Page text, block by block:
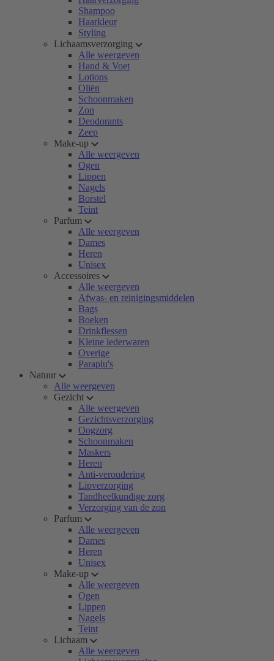
Shampoo
Haarkleur
Styling
Lichaamsverzorging
Alle weergeven
Hand & Voet
Lotions
Oliën
Schoonmaken
Zon
Deodorants
Zeep
Make-up
Alle weergeven
Ogen
Lippen
Nagels
Borstel
Teint
Parfum
Alle weergeven
Dames
Heren
Unisex
Accessoires
Alle weergeven
Afwas- en reinigingsmiddelen
Bags
Boeken
Drinkflessen
Kleine lederwaren
Overige
Paraplu's
Natuur
Alle weergeven
Gezicht
Alle weergeven
Gezichtsverzorging
Oogzorg
Schoonmaken
Maskers
Heren
Anti-veroudering
Lipverzorging
Tandheelkundige zorg
Verzorging van de zon
Parfum
Alle weergeven
Dames
Heren
Unisex
Make-up
Alle weergeven
Ogen
Lippen
Nagels
Teint
Lichaam
Alle weergeven